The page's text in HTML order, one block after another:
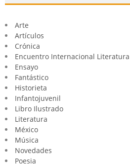
Arte
Artículos
Crónica
Encuentro Internacional
Ensayo
Fantástico
Historieta
Infantojuvenil
Libro Ilustrado
Literatura
México
Música
Novedades
Poesia